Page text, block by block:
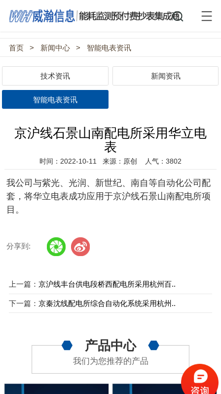
首页 > 新闻中心 > 智能电表资讯
技术资讯 新闻资讯
智能电表资讯
京沪线石景山南配电所采用华立电
表
时间：2022-10-11 来源：原创 人气：3802
我公司与紫光、光润、新世纪、南自等自动化公司配
套，将华立电表成功应用于京沪线石景山南配电所项
目 。
分享到:
上一篇： 京沪线丰台供电段桥西配电所采用杭州百..
下一篇： 京秦沈线配电所综合自动化系统采用杭州..
产品中心
我们为您推荐的产品